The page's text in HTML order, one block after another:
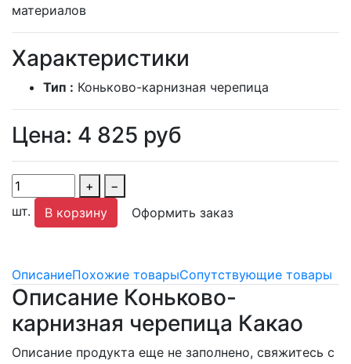
материалов
Характеристики
Тип : Коньково-карнизная черепица
Цена: 4 825 руб
+
−
шт.
В корзину Оформить заказ
ОписаниеПохожие товарыСопутствующие товары
Описание Коньково-
карнизная черепица Какао
Описание продукта еще не заполнено, свяжитесь с